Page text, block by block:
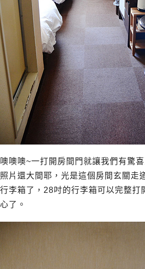
噢噢噢~一打開房間門就讓我們有驚
照片還大間耶，光是這個房間玄關走
行李箱了，28吋的行李箱可以完整打
心了。